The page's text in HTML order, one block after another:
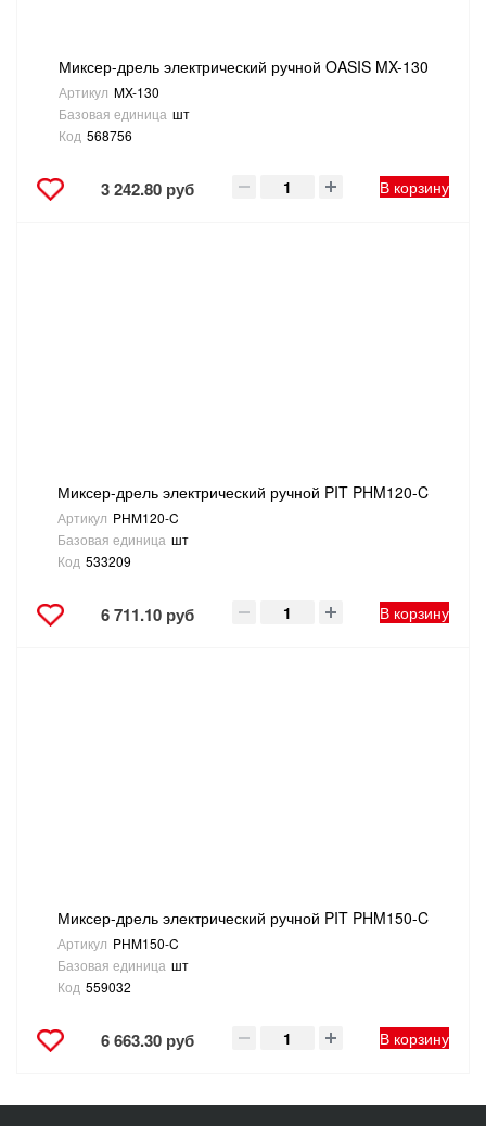
Миксер-дрель электрический ручной OASIS MX-130
Артикул MX-130
Базовая единица шт
Код 568756
3 242.80 руб В корзину
Миксер-дрель электрический ручной PIT PHM120-C
Артикул PHM120-C
Базовая единица шт
Код 533209
6 711.10 руб В корзину
Миксер-дрель электрический ручной PIT PHM150-C
Артикул PHM150-C
Базовая единица шт
Код 559032
6 663.30 руб В корзину